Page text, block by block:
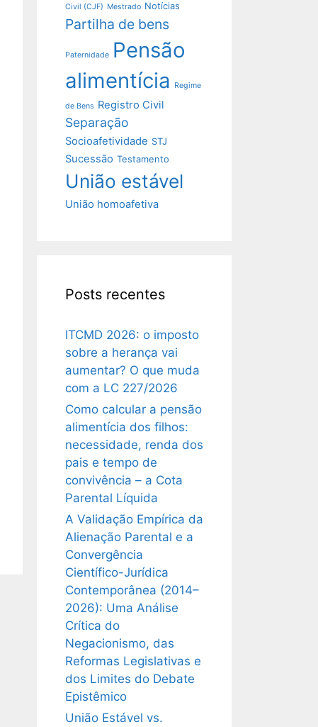
Civil (CJF) Mestrado Notícias
Partilha de bens
Paternidade Pensão
alimentícia
Regime
de Bens Registro Civil
Separação
Socioafetividade STJ
Sucessão Testamento
União estável
União homoafetiva
Posts recentes
ITCMD 2026: o imposto
sobre a herança vai
aumentar? O que muda
com a LC 227/2026
Como calcular a pensão
alimentícia dos filhos:
necessidade, renda dos
pais e tempo de
convivência – a Cota
Parental Líquida
A Validação Empírica da
Alienação Parental e a
Convergência
Científico-Jurídica
Contemporânea (2014–
2026): Uma Análise
Crítica do
Negacionismo, das
Reformas Legislativas e
dos Limites do Debate
Epistêmico
União Estável vs.